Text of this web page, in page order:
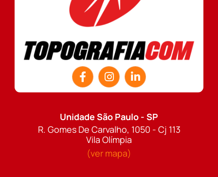
Unidade São Paulo - SP
R. Gomes De Carvalho, 1050 - Cj 113
Vila Olímpia
(ver mapa)